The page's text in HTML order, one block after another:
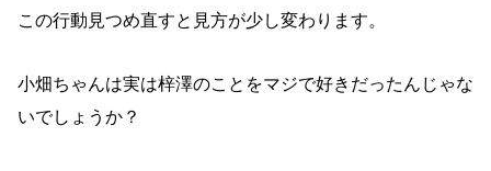
この行動見つめ直すと見方が少し変わります。
小畑ちゃんは実は梓澤のことをマジで好きだったんじゃな
いでしょうか？